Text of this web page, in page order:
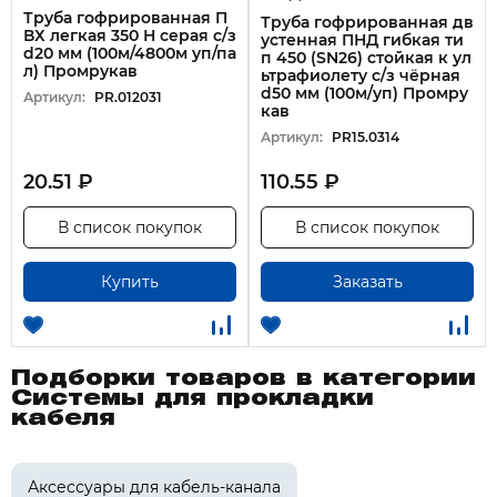
Вес, уп (нетто) 10,34 кг
Объем, шт 0.006 м3
ТН ВЭД 3917390008
Климатическое исполнение УХЛ1
Минимальная (внутренняя) упаковка Высота,
Минимальная (внутренняя) упаковка Длина, м 1
Минимальная (внутренняя) упаковка Ширина,
м 1
Кратность упаковки 50
Безгалогенность Да
Номер цвета RAL 9005
Сопротивление сжатию, Н 450
Температура эксплуатации, °C -55...90
Радиус изгиба (статический), мм 400
Степень защиты (IP) IP55 без использования
Труба гофрированная П
ВХ легкая 350 Н серая с/з
d20 мм (100м/4800м уп/па
л) Промрукав
Артикул: PR.012031
20.51 ₽
Купить
В список покупок
Труба гофрированная дв
устенная ПНД гибкая ти
п 450 (SN26) стойкая к ул
ьтрафиолету с/з чёрная
d50 мм (100м/уп) Промру
кав
Артикул: PR15.0314
110.55 ₽
Заказать
В список покупок
Подборки товаров в категории
Системы для прокладки
кабеля
Аксессуары для кабель-канала